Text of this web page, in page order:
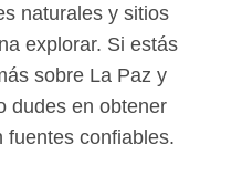
naturales y sitios
explorar. Si estás
sobre La Paz y
dudes en obtener
fuentes confiables.